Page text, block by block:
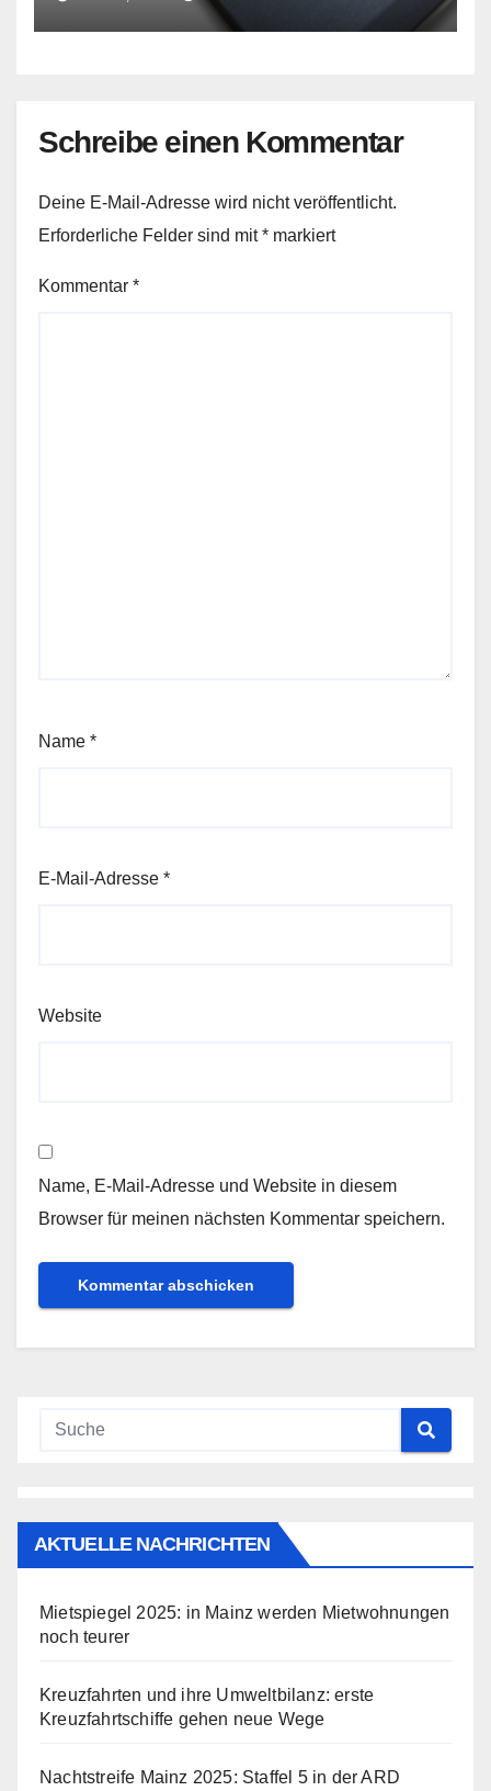
Schreibe einen Kommentar
Deine E-Mail-Adresse wird nicht veröffentlicht.
Erforderliche Felder sind mit* markiert
Kommentar *
Name *
E-Mail-Adresse *
Website
Name, E-Mail-Adresse und Website in diesem
Browser für meinen nächsten Kommentar speichern.
AKTUELLE NACHRICHTEN
Mietspiegel 2025: in Mainz werden Mietwohnungen
noch teurer
Kreuzfahrten und ihre Umweltbilanz: erste
Kreuzfahrtschiffe gehen neue Wege
Nachtstreife Mainz 2025: Staffel 5 in der ARD